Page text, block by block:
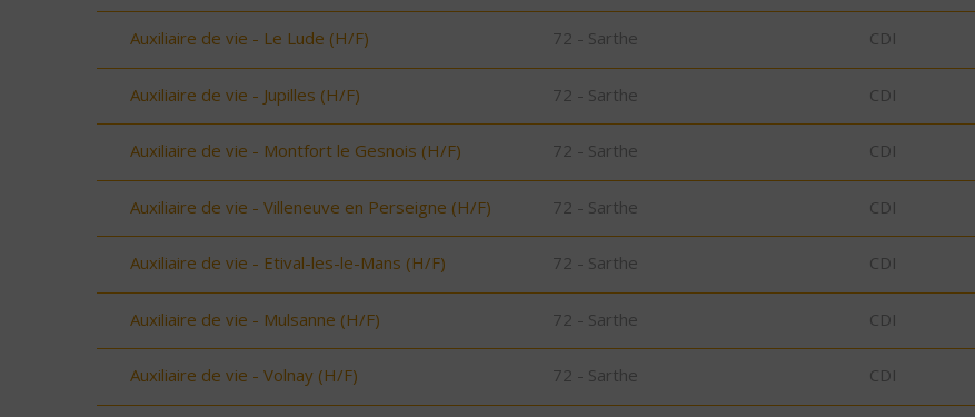
Auxiliaire de vie - Le Lude (H/F) 72 - Sarthe CDI
Auxiliaire de vie - Jupilles (H/F) 72 - Sarthe CDI
Auxiliaire de vie - Montfort le Gesnois (H/F) 72 - Sarthe CDI
Auxiliaire de vie - Villeneuve en Perseigne (H/F) 72 - Sarthe CDI
Auxiliaire de vie - Etival-les-le-Mans (H/F) 72 - Sarthe CDI
Auxiliaire de vie - Mulsanne (H/F) 72 - Sarthe CDI
Auxiliaire de vie - Volnay (H/F) 72 - Sarthe CDI